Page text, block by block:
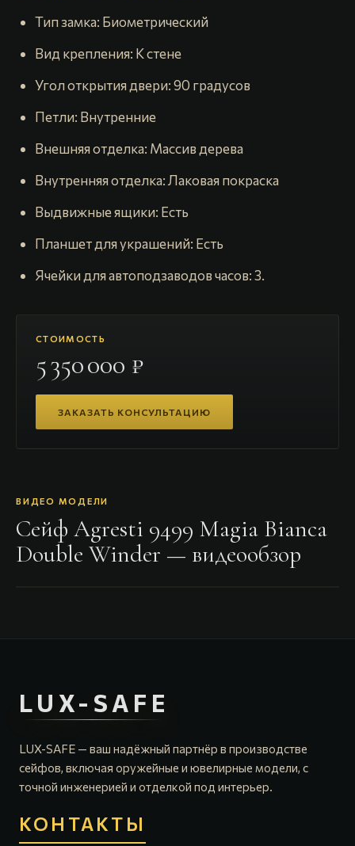
Тип замка: Биометрический
Вид крепления: К стене
Угол открытия двери: 90 градусов
Петли: Внутренние
Внешняя отделка: Массив дерева
Внутренняя отделка: Лаковая покраска
Выдвижные ящики: Есть
Планшет для украшений: Есть
Ячейки для автоподзаводов часов: 3.
СТОИМОСТЬ
5 350 000 ₽
ЗАКАЗАТЬ КОНСУЛЬТАЦИЮ
ВИДЕО МОДЕЛИ
Сейф Agresti 9499 Magia Bianca
Double Winder — видеообзор
LUX-SAFE
LUX-SAFE — ваш надёжный партнёр в производстве
сейфов, включая оружейные и ювелирные модели, с
точной инженерией и отделкой под интерьер.
КОНТАКТЫ